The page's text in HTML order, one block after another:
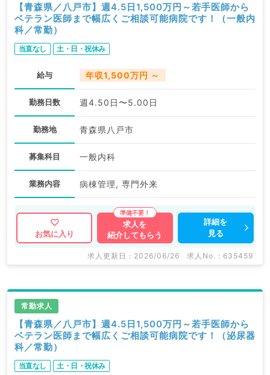
【青森県／八戸市】週4.5日1,500万円～若手医師から
ベテラン医師まで幅広くご相談可能病院です！（一般内
科／常勤）
当直なし 土・日・祝休み
給与 年収1,500万円 ～
勤務日数 週4.50日〜5.00日
勤務地 青森県八戸市
募集科目 一般内科
業務内容 病棟管理, 専門外来
お気に入り
求人を
紹介してもらう
詳細を
見る
求人更新日 : 2026/06/26 求人No. : 635459
常勤求人
【青森県／八戸市】週4.5日1,500万円～若手医師から
ベテラン医師まで幅広くご相談可能病院です！（泌尿器
科／常勤）
当直なし 土・日・祝休み